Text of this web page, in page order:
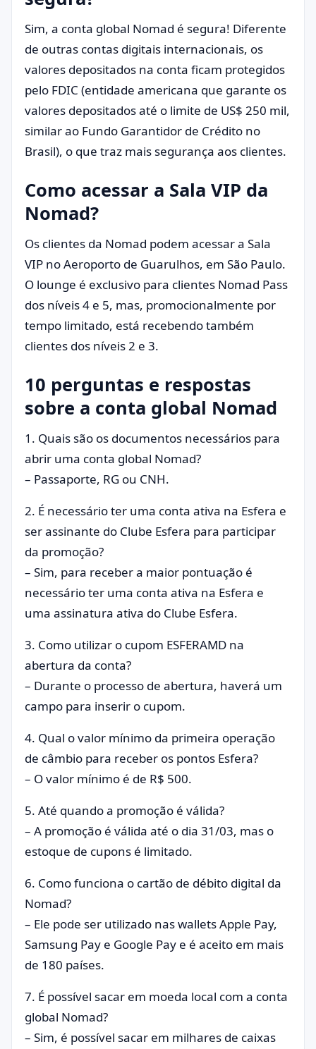
Sim, a conta global Nomad é segura! Diferente
de outras contas digitais internacionais, os
valores depositados na conta ficam protegidos
pelo FDIC (entidade americana que garante os
valores depositados até o limite de US$ 250 mil,
similar ao Fundo Garantidor de Crédito no
Brasil), o que traz mais segurança aos clientes.
Como acessar a Sala VIP da
Nomad?
Os clientes da Nomad podem acessar a Sala
VIP no Aeroporto de Guarulhos, em São Paulo.
O lounge é exclusivo para clientes Nomad Pass
dos níveis 4 e 5, mas, promocionalmente por
tempo limitado, está recebendo também
clientes dos níveis 2 e 3.
10 perguntas e respostas
sobre a conta global Nomad
1. Quais são os documentos necessários para
abrir uma conta global Nomad?
– Passaporte, RG ou CNH.
2. É necessário ter uma conta ativa na Esfera e
ser assinante do Clube Esfera para participar
da promoção?
– Sim, para receber a maior pontuação é
necessário ter uma conta ativa na Esfera e
uma assinatura ativa do Clube Esfera.
3. Como utilizar o cupom ESFERAMD na
abertura da conta?
– Durante o processo de abertura, haverá um
campo para inserir o cupom.
4. Qual o valor mínimo da primeira operação
de câmbio para receber os pontos Esfera?
– O valor mínimo é de R$ 500.
5. Até quando a promoção é válida?
– A promoção é válida até o dia 31/03, mas o
estoque de cupons é limitado.
6. Como funciona o cartão de débito digital da
Nomad?
– Ele pode ser utilizado nas wallets Apple Pay,
Samsung Pay e Google Pay e é aceito em mais
de 180 países.
7. É possível sacar em moeda local com a conta
global Nomad?
– Sim, é possível sacar em milhares de caixas